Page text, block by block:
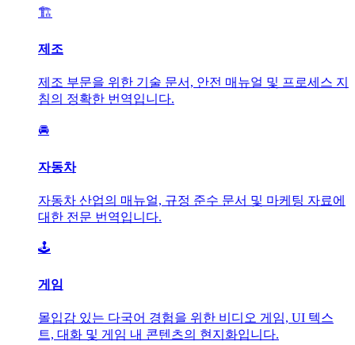
🏗️
제조
제조 부문을 위한 기술 문서, 안전 매뉴얼 및 프로세스 지
침의 정확한 번역입니다.
🚘
자동차
자동차 산업의 매뉴얼, 규정 준수 문서 및 마케팅 자료에
대한 전문 번역입니다.
🕹️
게임
몰입감 있는 다국어 경험을 위한 비디오 게임, UI 텍스
트, 대화 및 게임 내 콘텐츠의 현지화입니다.